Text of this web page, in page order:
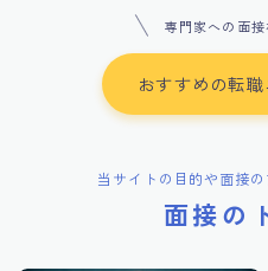
専門家への面
おすすめの転
当サイトの目的や面接
面接の